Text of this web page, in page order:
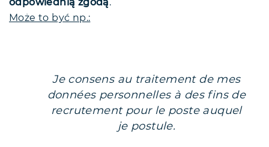
odpowiednią zgodą.
Może to być np.:
Je consens au traitement de mes
données personnelles à des fins de
recrutement pour le poste auquel
je postule.